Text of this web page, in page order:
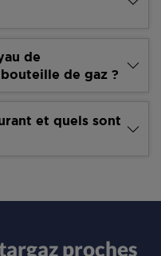
de
de gaz ?
et quels sont
proches